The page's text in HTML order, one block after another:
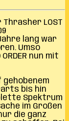
LOST
lang war
Umso
nun mit
gehobenem
bis hin
Spektrum
im Großen
die ganz